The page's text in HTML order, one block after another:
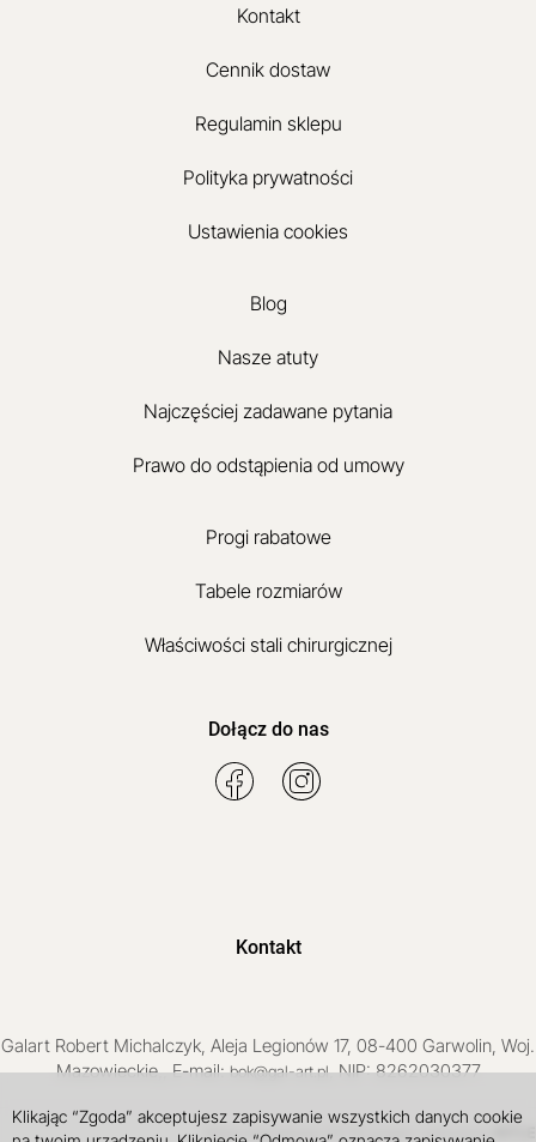
Kontakt
Cennik dostaw
Regulamin sklepu
Polityka prywatności
Ustawienia cookies
Blog
Nasze atuty
Najczęściej zadawane pytania
Prawo do odstąpienia od umowy
Progi rabatowe
Tabele rozmiarów
Właściwości stali chirurgicznej
Dołącz do nas
Kontakt
Galart Robert Michalczyk, Aleja Legionów 17, 08-400 Garwolin, Woj.
Mazowieckie,, E-mail:bok@gal-art.pl, NIP: 8262030377
Sklep internetowy SOTE projekt i wdrożenie
Klikając “Zgoda” akceptujesz zapisywanie wszystkich danych cookie